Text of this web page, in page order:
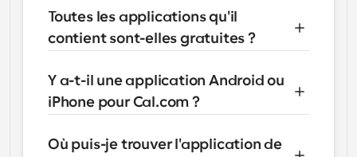
Toutes les applications qu'il
contient sont-elles gratuites ?
Y a-t-il une application Android ou
iPhone pour Cal.com ?
Où puis-je trouver l'application de